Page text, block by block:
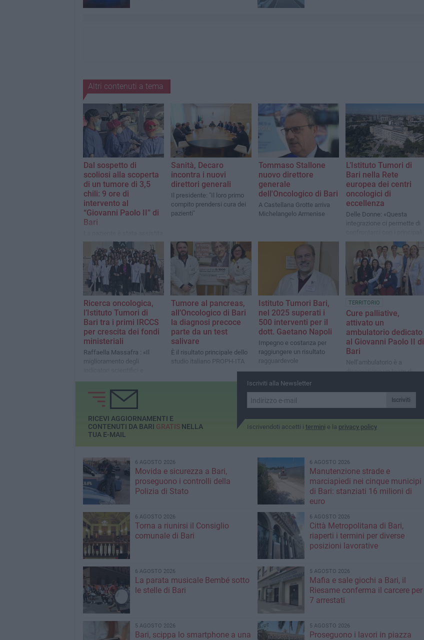
Altri contenuti a tema
Dal sospetto di
scoliosi alla scoperta
di un tumore di 3,5
chili: 9 ore di
intervento al
“Giovanni Paolo II” di
Bari
dall'équipe di Chirurgia
Toracica diretta dal dottor
Napo
Sanità, Decaro
incontra i nuovi
direttori generali
Il presidente: "Il loro primo
compito prendersi cura dei
pazienti"
Tommaso Stallone
nuovo direttore
generale
dell'Oncologico di Bari
A Castellana Grotte arriva
Michelangelo Armenise
L’Istituto Tumori di
Bari nella Rete
europea dei centri
oncologici di
eccellenza
Delle Donne: «Questa
integrazione ci permette di
poli oncologici europei»
Ricerca oncologica,
l’Istituto Tumori di
Bari tra i primi IRCCS
per crescita dei fondi
ministeriali
Raffaella Massafra : «Il
miglioramento degli
clinici attivi testimoniano la
solidità»
Tumore al pancreas,
all’Oncologico di Bari
la diagnosi precoce
parte da un test
salivare
È il risultato principale dello
studio italiano PROPH-ITA
Istituto Tumori Bari,
nel 2025 superati i
500 interventi per il
dott. Gaetano Napoli
Impegno e costanza per
raggiungere un risultato
ragguardevole
TERRITORIO
Cure palliative,
attivato un
ambulatorio dedicato
al Giovanni Paolo II di
Bari
Nell’ambulatorio è a
disposizione un team di
Iscriviti alla Newsletter
Iscriviti
Iscrivendoti accetti i termini e la privacy policy
RICEVI AGGIORNAMENTI E
CONTENUTI DA BARI GRATISNELLA
TUA E-MAIL
6 AGOSTO 2026
Movida e sicurezza a Bari,
proseguono i controlli della
Polizia di Stato
6 AGOSTO 2026
Manutenzione strade e
marciapiedi nei cinque municipi
di Bari: stanziati 16 milioni di
euro
6 AGOSTO 2026
Torna a riunirsi il Consiglio
comunale di Bari
6 AGOSTO 2026
Città Metropolitana di Bari,
riaperti i termini per diverse
posizioni lavorative
6 AGOSTO 2026
La parata musicale Bembé sotto
le stelle di Bari
5 AGOSTO 2026
Mafia e sale giochi a Bari, il
Riesame conferma il carcere per
7 arrestati
5 AGOSTO 2026
Bari, scippa lo smartphone a una
5 AGOSTO 2026
Proseguono i lavori in piazza